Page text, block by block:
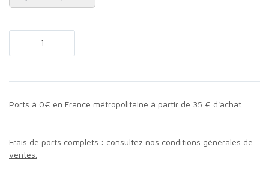
Ports à 0€ en France métropolitaine à partir de 35 € d'achat.
Frais de ports complets : consultez nos conditions générales de
ventes.